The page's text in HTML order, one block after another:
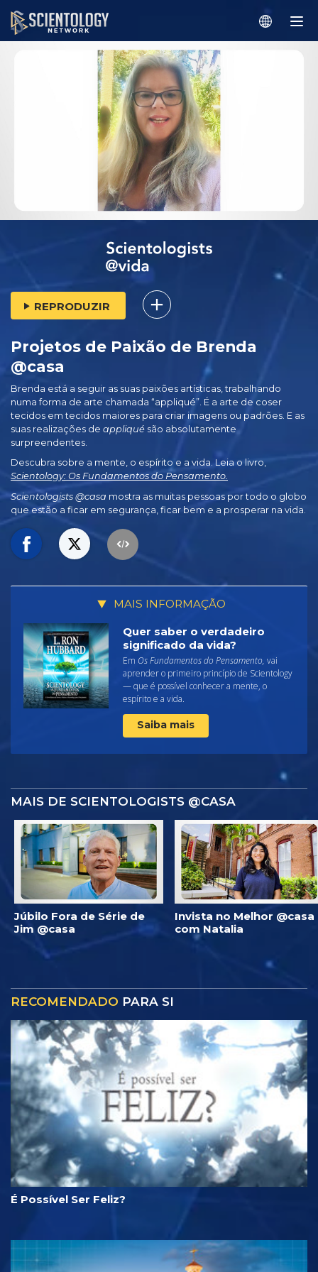
REPRODUZIR
Projetos de Paixão de Brenda
@casa
Brenda está a seguir as suas paixões artísticas, trabalhando
numa forma de arte chamada “appliqué”. É a arte de coser
tecidos em tecidos maiores para criar imagens ou padrões. E as
suas realizações de appliqué são absolutamente
surpreendentes.
Descubra sobre a mente, o espírito e a vida. Leia o livro,
Scientology: Os Fundamentos do Pensamento.
Scientologists @casa mostra as muitas pessoas por todo o globo
que estão a ficar em segurança, ficar bem e a prosperar na vida.
MAIS INFORMAÇÃO
Quer saber o verdadeiro
significado da vida?
Em Os Fundamentos do Pensamento, vai
aprender o primeiro princípio de Scientology
— que é possível conhecer a mente, o
espírito e a vida.
Saiba mais
MAIS DE SCIENTOLOGISTS @CASA
Júbilo Fora de Série de
Jim @casa
Invista no Melhor @casa
com Natalia
RECOMENDADO PARA SI
É Possível Ser Feliz?